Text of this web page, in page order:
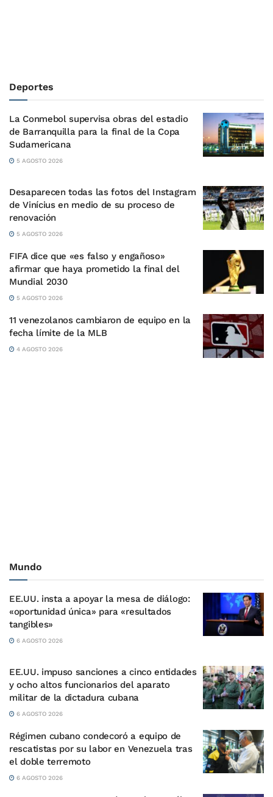
Deportes
La Conmebol supervisa obras del estadio
de Barranquilla para la final de la Copa
Sudamericana
5 AGOSTO 2026
Desaparecen todas las fotos del Instagram
de Vinícius en medio de su proceso de
renovación
5 AGOSTO 2026
FIFA dice que «es falso y engañoso»
afirmar que haya prometido la final del
Mundial 2030
5 AGOSTO 2026
11 venezolanos cambiaron de equipo en la
fecha límite de la MLB
4 AGOSTO 2026
Mundo
EE.UU. insta a apoyar la mesa de diálogo:
«oportunidad única» para «resultados
tangibles»
6 AGOSTO 2026
EE.UU. impuso sanciones a cinco entidades
y ocho altos funcionarios del aparato
militar de la dictadura cubana
6 AGOSTO 2026
Régimen cubano condecoró a equipo de
rescatistas por su labor en Venezuela tras
el doble terremoto
6 AGOSTO 2026